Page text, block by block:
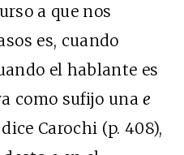
a que nos
es, cuando
el hablante es
como sufijo unae
Carochi (p. 408),